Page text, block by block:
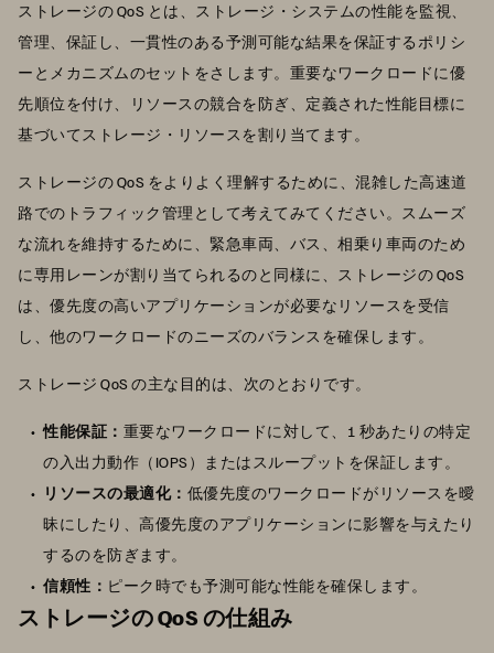
ストレージの QoS とは、ストレージ・システムの性能を監視、
管理、保証し、一貫性のある予測可能な結果を保証するポリシ
ーとメカニズムのセットをさします。重要なワークロードに優
先順位を付け、リソースの競合を防ぎ、定義された性能目標に
基づいてストレージ・リソースを割り当てます。
ストレージの QoS をよりよく理解するために、混雑した高速道
路でのトラフィック管理として考えてみてください。スムーズ
な流れを維持するために、緊急車両、バス、相乗り車両のため
に専用レーンが割り当てられるのと同様に、ストレージの QoS
は、優先度の高いアプリケーションが必要なリソースを受信
し、他のワークロードのニーズのバランスを確保します。
ストレージ QoS の主な目的は、次のとおりです。
性能保証： 重要なワークロードに対して、1 秒あたりの特定
の入出力動作（IOPS）またはスループットを保証します。
リソースの最適化： 低優先度のワークロードがリソースを曖
昧にしたり、高優先度のアプリケーションに影響を与えたり
するのを防ぎます。
信頼性： ピーク時でも予測可能な性能を確保します。
ストレージの QoS の仕組み